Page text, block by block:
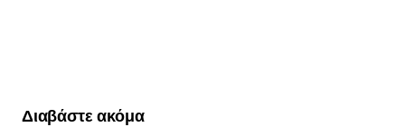
Διαβάστε ακόμα